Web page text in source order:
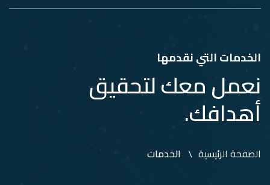
الخدمات التي نقدمها
نعمل معك لتحقيق
أهدافك.
الصفحة الرئيسية الخدمات